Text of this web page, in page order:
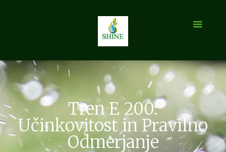
Tren E 200:
Učinkovitost in Pravilno
Odmerjanje